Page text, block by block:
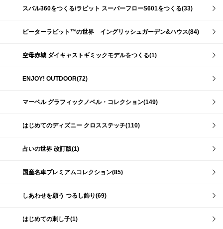
スバル360をつくる/ラビット スーパーフローS601をつくる(33)
ピーターラビット™の世界 イングリッシュガーデン&ハウス(84)
空母赤城 ダイキャストギミックモデルをつくる(1)
ENJOY! OUTDOOR(72)
マーベル グラフィックノベル・コレクション(149)
はじめてのディズニー クロスステッチ(110)
占いの世界 改訂版(1)
国産名車プレミアムコレクション(85)
しあわせを願う つるし飾り(69)
はじめての刺し子(1)